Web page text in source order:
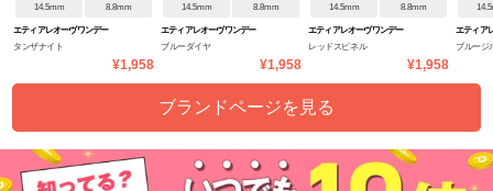
14.5mm 8.8mm
エティアレオーヴワンデー
タンザナイト
¥1,958
14.5mm 8.8mm
エティアレオーヴワンデー
ブルーダイヤ
¥1,958
14.5mm 8.8mm
エティアレオーヴワンデー
レッドスピネル
¥1,958
エティア
ブルージ
ブランドページを見る